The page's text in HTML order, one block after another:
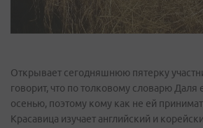
Открывает сегодняшнюю пятерку
говорит, что по толковому словарю Даля
осенью, поэтому кому как не ей
Красавица изучает английский и